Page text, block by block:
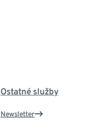
Ostatné služby
Newsletter